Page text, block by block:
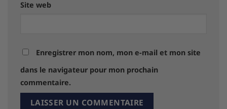
Site web
Enregistrer mon nom, mon e-mail et mon site
dans le navigateur pour mon prochain
commentaire.